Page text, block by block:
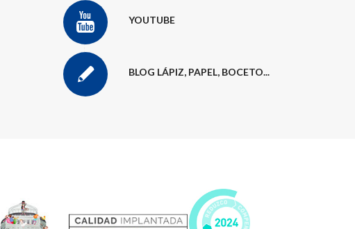
YOUTUBE
BLOG LÁPIZ, PAPEL, BOCETO...